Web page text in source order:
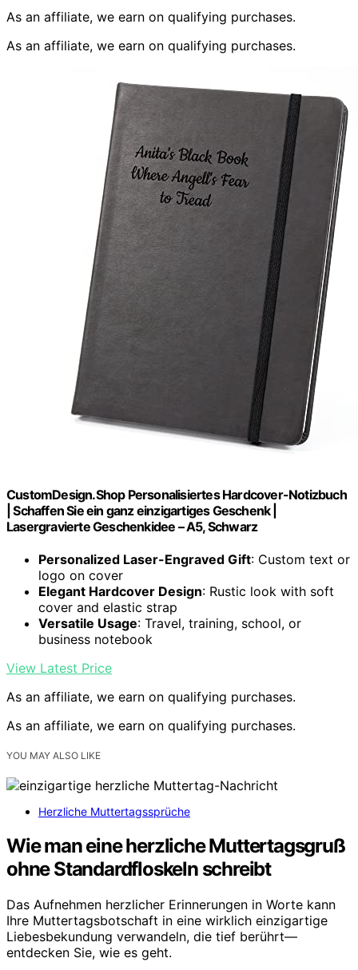
As an affiliate, we earn on qualifying purchases.
As an affiliate, we earn on qualifying purchases.
CustomDesign.Shop Personalisiertes Hardcover-Notizbuch
| Schaffen Sie ein ganz einzigartiges Geschenk |
Lasergravierte Geschenkidee – A5, Schwarz
Personalized Laser-Engraved Gift: Custom text or
logo on cover
Elegant Hardcover Design: Rustic look with soft
cover and elastic strap
Versatile Usage: Travel, training, school, or
business notebook
View Latest Price
As an affiliate, we earn on qualifying purchases.
As an affiliate, we earn on qualifying purchases.
YOU MAY ALSO LIKE
Herzliche Muttertagssprüche
Wie man eine herzliche Muttertagsgruß
ohne Standardfloskeln schreibt
Das Aufnehmen herzlicher Erinnerungen in Worte kann
Ihre Muttertagsbotschaft in eine wirklich einzigartige
Liebesbekundung verwandeln, die tief berührt—
entdecken Sie, wie es geht.